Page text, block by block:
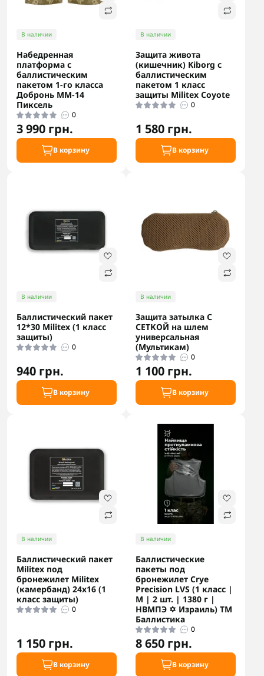
В наличии
Набедренная
платформа с
баллистическим
пакетом 1-го класса
Добронь ММ-14
Пиксель
0
3 990 грн.
В корзину
В наличии
Защита живота
(кишечник) Kiborg с
баллистическим
пакетом 1 класс
защиты Militex Coyote
0
1 580 грн.
В корзину
В наличии
Баллистический пакет
12*30 Militex (1 класс
защиты)
0
940 грн.
В корзину
В наличии
Защита затылка С
СЕТКОЙ на шлем
универсальная
(Мультикам)
0
1 100 грн.
В корзину
В наличии
Баллистический пакет
Militex под
бронежилет Militex
(камербанд) 24х16 (1
класс защиты)
0
1 150 грн.
В корзину
В наличии
Баллистические
пакеты под
бронежилет Crye
Precision LVS (1 класс |
М | 2 шт. | 1380 г |
НВМПЭ ✡ Израиль) ТМ
Баллистика
0
8 650 грн.
В корзину